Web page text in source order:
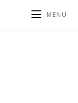
MENU